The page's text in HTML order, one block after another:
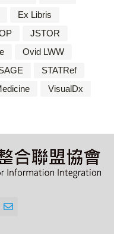
Ex Libris
JSTOR
Ovid LWW
STATRef
VisualDx